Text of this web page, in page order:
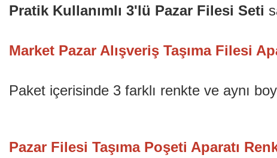
Pratik Kullanımlı 3'lü Pazar Filesi Seti
Market Pazar Alışveriş Taşıma Filesi
Paket içerisinde 3 farklı renkte ve aynı
Pazar Filesi Taşıma Poşeti Aparatı